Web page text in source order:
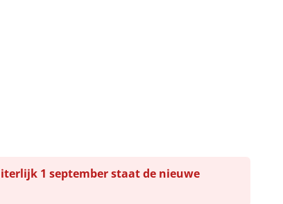
1 september staat de nieuwe